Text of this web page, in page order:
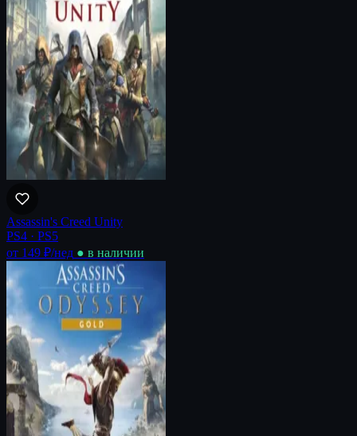
Assassin's Creed Unity
PS4 · PS5
от 149 ₽/нед ● в наличии